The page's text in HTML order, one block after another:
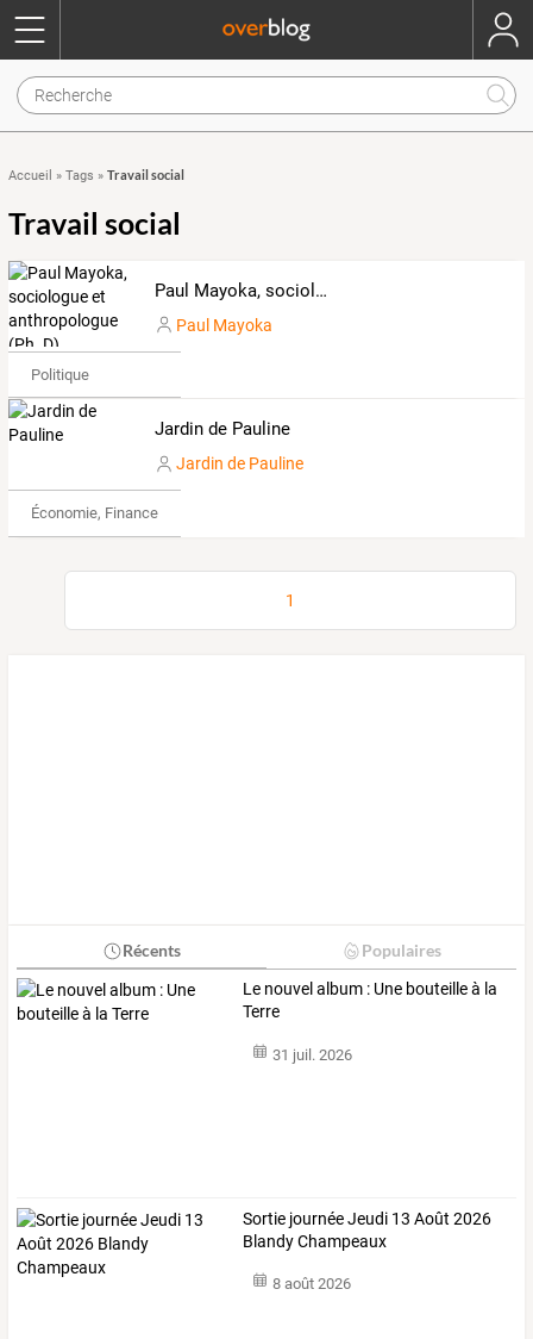
Accueil » Tags » Travail social
Travail social
Paul Mayoka, sociologue et anthropologue (Ph. D)
Paul Mayoka
Politique
Jardin de Pauline
Jardin de Pauline
Économie, Finance & Droit
1
Récents Populaires
Le nouvel album : Une bouteille à la
Terre
31 juil. 2026
Sortie journée Jeudi 13 Août 2026
Blandy Champeaux
8 août 2026